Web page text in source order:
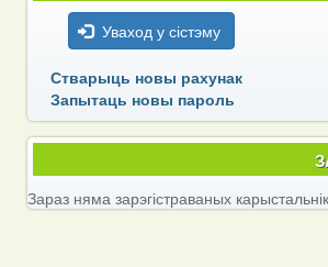
Уваход у сістэму
Стварыць новы рахунак
Запытаць новы пароль
Зараз няма зарэгістраваных